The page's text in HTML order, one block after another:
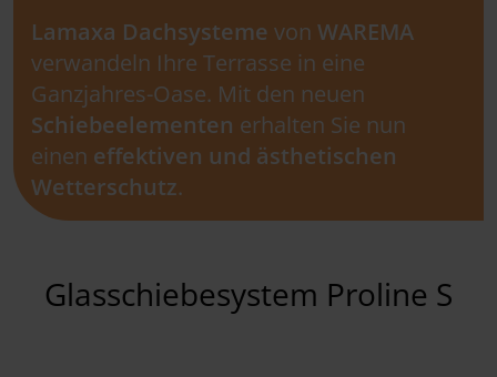
Lamaxa Dachsysteme von WAREMA
verwandeln Ihre Terrasse in eine
Ganzjahres-Oase. Mit den neuen
Schiebeelementen erhalten Sie nun
einen effektiven und ästhetischen
Wetterschutz.
Glasschiebesystem Proline S